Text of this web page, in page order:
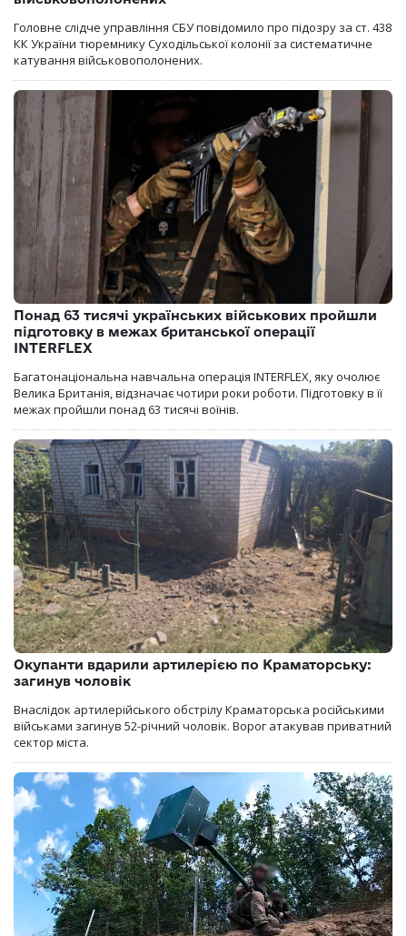
Головне слідче управління СБУ повідомило про підозру за ст. 438
КК України тюремнику Суходільської колонії за систематичне
катування військовополонених.
Понад 63 тисячі українських військових пройшли
підготовку в межах британської операції
INTERFLEX
Багатонаціональна навчальна операція INTERFLEX, яку очолює
Велика Британія, відзначає чотири роки роботи. Підготовку в її
межах пройшли понад 63 тисячі воїнів.
Окупанти вдарили артилерією по Краматорську:
загинув чоловік
Внаслідок артилерійського обстрілу Краматорська російськими
військами загинув 52-річний чоловік. Ворог атакував приватний
сектор міста.